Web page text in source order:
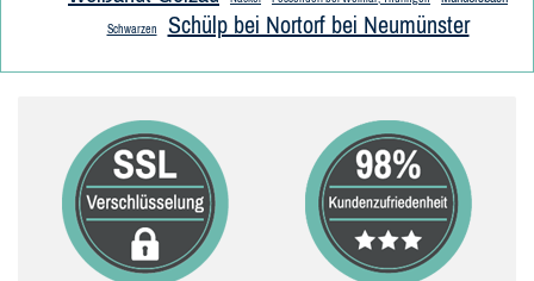
Schwarzen Schülp bei Nortorf bei Neumünster